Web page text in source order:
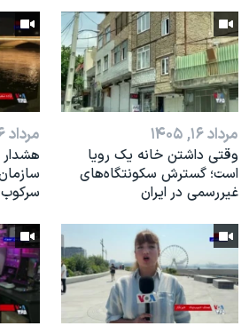
مرداد ۱۶, ۱۴۰۵
وقتی داشتن خانه یک رویا
است؛ گسترش سکونتگاه‌های
غیررسمی در ایران
مرداد ۱۶, ۱۴۰۵
هشدار